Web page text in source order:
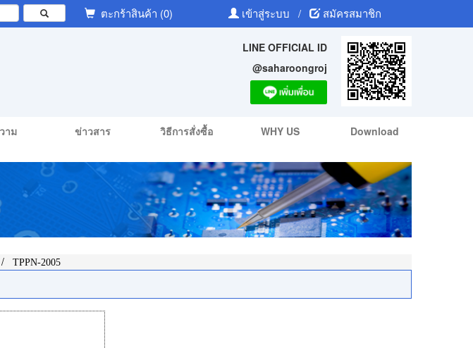
ตะกร้าสินค้า (0) เข้าสู่ระบบ / สมัครสมาชิก
LINE OFFICIAL ID
@saharoongroj
าม ข่าวสาร วิธีการสั่งซื้อ WHY US Download
/ TPPN-2005